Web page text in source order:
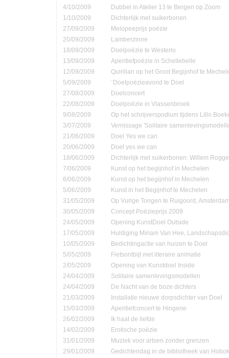
4/10/2009
Dubbel in Atelier 13 te Bergen op Zoom
1/10/2009
Dichterlijk met suikerbonen
27/09/2009
Melopeeprijs poëzie
20/09/2009
Lamberzinne
18/09/2009
Doelpoëzie te Westerlo
13/09/2009
Aperitiefpoëzie in Schellebelle
12/09/2009
Quirilian op het Groot Begijnhof te
5/09/2009
¨Doelpoëzieavond te Doel
27/08/2009
Doelconcert
22/08/2009
Doelpoëzie in Vlassenbroek
9/08/2009
Op het schrijverspodium tijdens Lillo
3/07/2009
Vernissage 'Solitaire
21/06/2009
Doel Yes we can
20/06/2009
Doel yes we can
18/06/2009
Dichterlijk met suikerbonen: Willem
7/06/2009
Kunst op het begijnhof in Mechelen
6/06/2009
Kunst op het begijnhof in Mechelen
5/06/2009
Kunst in het Begijnhof te Mechelen
31/05/2009
Op Vurige Tongen te Ruigoord,
30/05/2009
Concept Poëzieprijs 2009
24/05/2009
Opening KunstDoel Outside
17/05/2009
Huldiging Miriam Van Hee,
10/05/2009
Bedichtingactie van huizen te Doel
5/05/2009
Fietsontbijt met literaire animatie
2/05/2009
Opening van Kunstdoel Inside
24/04/2009
Solitaire samenlevingsmodellen
24/04/2009
De Nacht van de boze dichters
21/03/2009
Installatie nieuwe dorpsdichter van Doel
15/03/2009
Aperitiefconcert te Hingene
26/02/2009
Ik haat de liefde
14/02/2009
Erotische poëzie
31/01/2009
Muziek voor artsen zonder grenzen
29/01/2009
Gedichtendag in de bibliotheek van